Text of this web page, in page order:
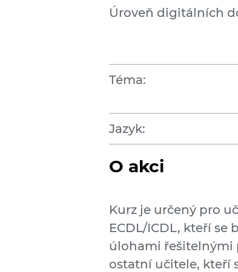
Úroveň digitálních
Téma:
Jazyk:
O akci
Kurz je určený pro
ECDL/ICDL, kteří se
úlohami řešitelnými
ostatní učitele, kteří